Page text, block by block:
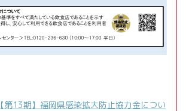
【第13期】福岡県感染拡大防止協力金につい